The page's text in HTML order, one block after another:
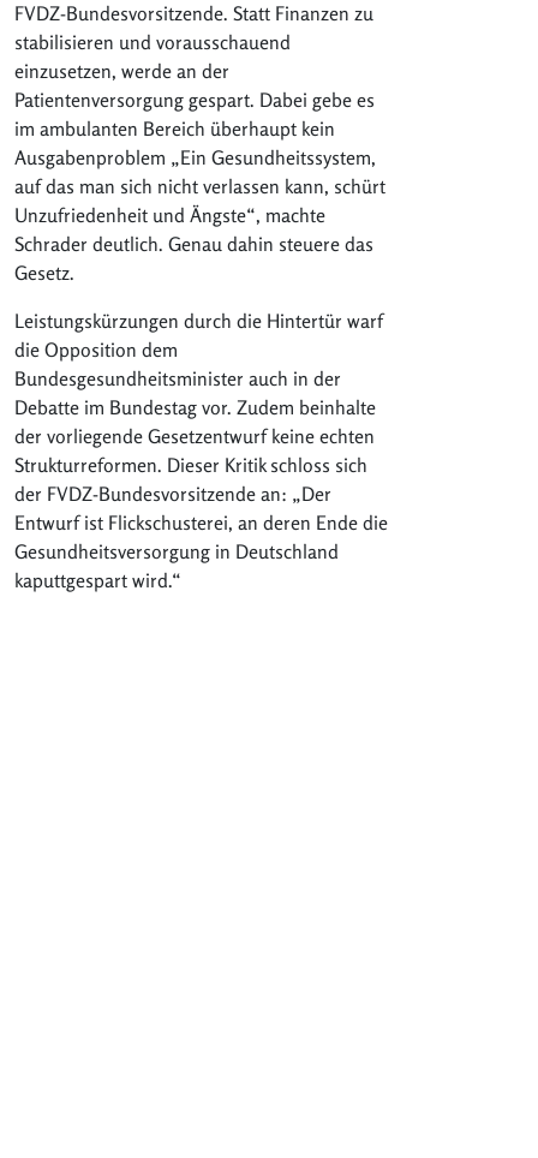
FVDZ-Bundesvorsitzende. Statt Finanzen zu
stabilisieren und vorausschauend
einzusetzen, werde an der
Patientenversorgung gespart. Dabei gebe es
im ambulanten Bereich überhaupt kein
Ausgabenproblem „Ein Gesundheitssystem,
auf das man sich nicht verlassen kann, schürt
Unzufriedenheit und Ängste“, machte
Schrader deutlich. Genau dahin steuere das
Gesetz.
Leistungskürzungen durch die Hintertür warf
die Opposition dem
Bundesgesundheitsminister auch in der
Debatte im Bundestag vor. Zudem beinhalte
der vorliegende Gesetzentwurf keine echten
Strukturreformen. Dieser Kritik schloss sich
der FVDZ-Bundesvorsitzende an: „Der
Entwurf ist Flickschusterei, an deren Ende die
Gesundheitsversorgung in Deutschland
kaputtgespart wird.“